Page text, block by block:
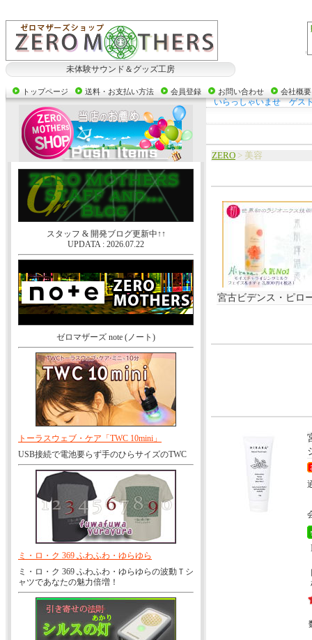
未体験サウンド＆グッズ工房
トップページ 送料・お支払い方法 会員登録 お問い合わせ 会社概要
スタッフ & 開発ブログ更新中↑↑
UPDATA : 2026.07.22
ゼロマザーズ note (ノート)
トーラスウェブ・ケア「TWC 10mini」
USB接続で電池要らず手のひらサイズのTWC
ミ・ロ・ク 369 ふわふわ・ゆらゆら
ミ・ロ・ク 369 ふわふわ・ゆらゆらの波動Ｔシ
ャツであなたの魅力倍増！
いらっしゃいませ ゲス
ZERO > 美容
宮古ビデンス・ピロ